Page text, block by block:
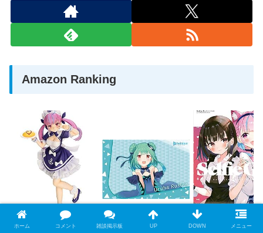
Amazon Ranking
壽屋 湊あくあ 1/7スケール PVC製 塗装済み完成品フィギュア PP942
ブシロード ラバーマットコレクション
Selfie Girl がおう
ホーム コメント 雑談掲示板 UP DOWN メニュー